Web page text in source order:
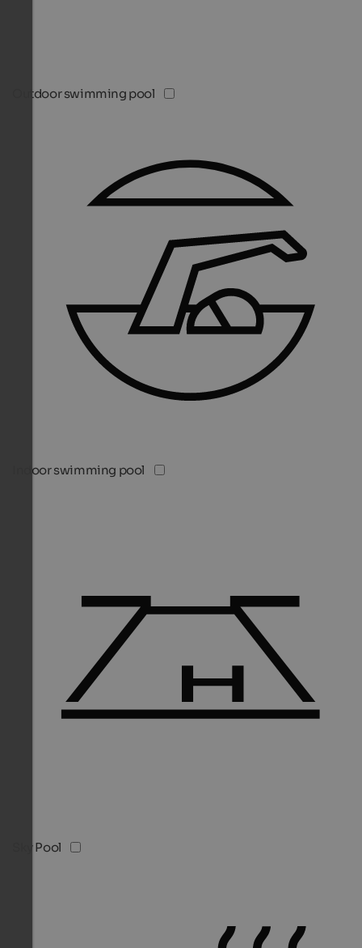
Outdoor swimming pool
Indoor swimming pool
Sky Pool